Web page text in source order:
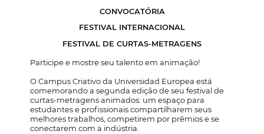
CONVOCATÓRIA
FESTIVAL INTERNACIONAL
FESTIVAL DE CURTAS-METRAGENS
Participe e mostre seu talento em animação!
O Campus Criativo da Universidad Europea está
comemorando a segunda edição de seu festival de
curtas-metragens animados: um espaço para
estudantes e profissionais compartilharem seus
melhores trabalhos, competirem por prêmios e se
conectarem com a indústria.